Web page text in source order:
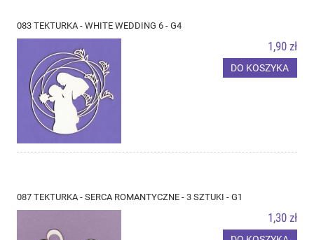
083 TEKTURKA - WHITE WEDDING 6 - G4
1,90 zł
DO KOSZYKA
087 TEKTURKA - SERCA ROMANTYCZNE - 3 SZTUKI - G1
1,30 zł